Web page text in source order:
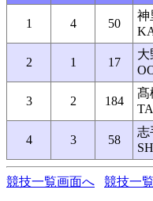
1 4 50
2 1 17
3 2 184
4 3 58
競技一覧画面へ 競技一